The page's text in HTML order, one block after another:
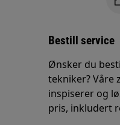
Bestill service
Ønsker du
tekniker? Våre
inspiserer og
pris, inkludert